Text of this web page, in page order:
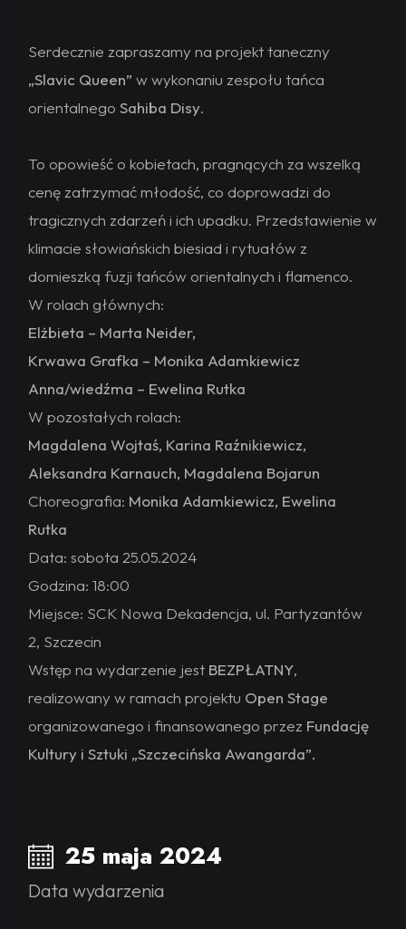
Serdecznie zapraszamy na projekt taneczny
„Slavic Queen” w wykonaniu zespołu tańca
orientalnegoSahiba Disy.
To opowieść o kobietach, pragnących za wszelką
cenę zatrzymać młodość, co doprowadzi do
tragicznych zdarzeń i ich upadku. Przedstawienie w
klimacie słowiańskich biesiad i rytuałów z
domieszką fuzji tańców orientalnych i flamenco.
W rolach głównych:
Elżbieta – Marta Neider,
Krwawa Grafka – Monika Adamkiewicz
Anna/wiedźma – Ewelina Rutka
W pozostałych rolach:
Magdalena Wojtaś, Karina Raźnikiewicz,
Aleksandra Karnauch, Magdalena Bojarun
Choreografia: Monika Adamkiewicz, Ewelina
Rutka
Data: sobota 25.05.2024
Godzina: 18:00
Miejsce: SCK Nowa Dekadencja, ul. Partyzantów
2, Szczecin
Wstęp na wydarzenie jest BEZPŁATNY,
realizowany w ramach projektu Open Stage
organizowanego i finansowanego przez Fundację
Kultury i Sztuki „Szczecińska Awangarda”.
25 maja 2024
Data wydarzenia